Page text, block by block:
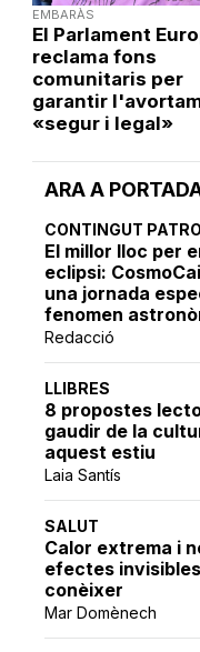
ARA A
CONTINGUT
El millor lloc per
eclipsi:
una jornada
fenomen
Redacció
LLIBRES
8 propostes
gaudir de la
aquest estiu
Laia Santís
SALUT
Calor extrema i
efectes
conèixer
Mar Domènech
EMBARÀS
El Parlament
reclama fons
comunitaris per
garantir
«segur i legal»